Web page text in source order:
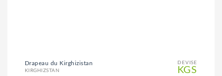
DEVISE
KGS
Drapeau du Kirghizistan
KIRGHIZSTAN